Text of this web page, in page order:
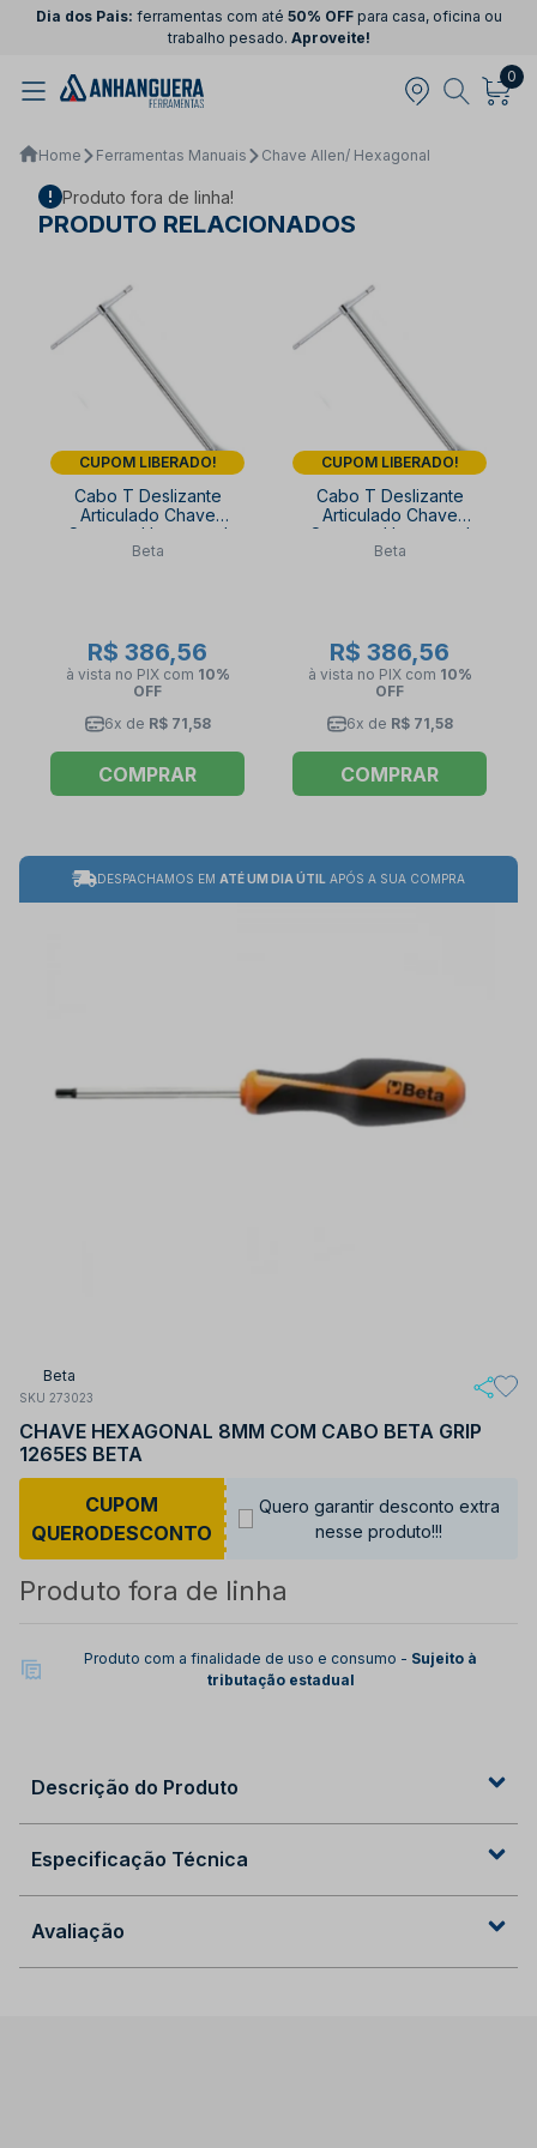
Dia dos Pais: ferramentas com até 50% OFFpara casa, oficina ou
trabalho pesado. Aproveite!
0
Home Ferramentas Manuais Chave Allen/ Hexagonal
Produto fora de linha!
PRODUTO RELACIONADOS
CUPOM LIBERADO!
Cabo T Deslizante
Articulado Chave
Soquete Hexagonal
11mm 952 BETA
Beta
R$ 386,56
à vista no PIX com 10%
OFF
6x de R$ 71,58
COMPRAR
CUPOM LIBERADO!
Cabo T Deslizante
Articulado Chave
Soquete Hexagonal
12mm 952 BETA
Beta
R$ 386,56
à vista no PIX com 10%
OFF
6x de R$ 71,58
COMPRAR
DESPACHAMOS EM ATÉ UM DIA ÚTIL APÓS A SUA COMPRA
Beta
SKU 273023
CHAVE HEXAGONAL 8MM COM CABO BETA GRIP
1265ES BETA
CUPOM
QUERODESCONTO
Quero garantir desconto extra
nesse produto!!!
Produto fora de linha
Produto com a finalidade de uso e consumo - Sujeito à
tributação estadual
Descrição do Produto
Especificação Técnica
Avaliação